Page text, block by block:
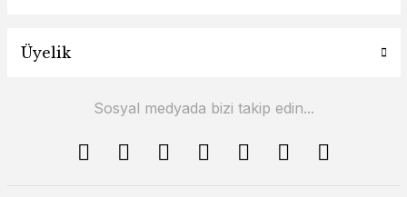
Üyelik
Sosyal medyada bizi takip edin...